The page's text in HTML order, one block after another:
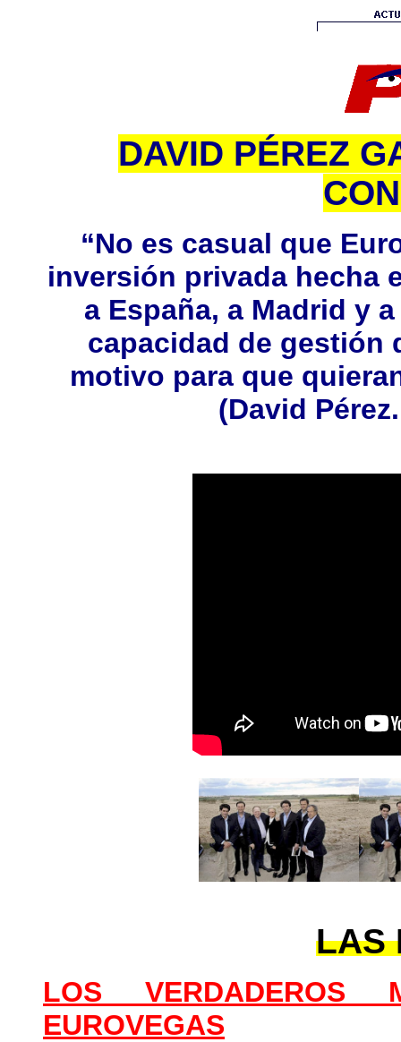
DAVID PÉREZ
“No es casual que
inversión privada hecha
a España, a Madrid y
capacidad de gestión
motivo para que
(David
LAS
LOS VERDADEROS
EUROVEGAS